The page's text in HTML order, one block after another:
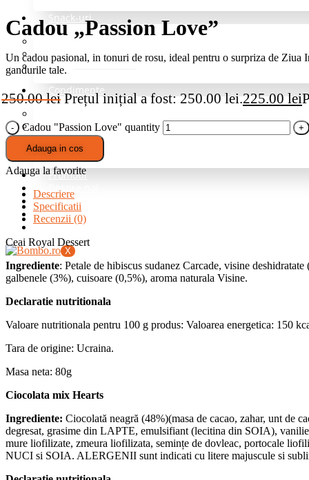
Snack-uri
Fructe deshidratate
Mix de nuci si fructe
Nuci
Condimente
Mixuri de baza
Pentru cartofi
Professional – fara sare
Promotii
Despre noi
Blog
Intrebari Frecvente
Contact
X
Cadou „Passion Love”
Un cadou pasional, in tonuri de rosu, ideal pentru o surpriza de
gandurile tale.
250.00lei Prețul inițial a fost: 250.00 lei.225.00lei
Cadou "Passion Love" quantity
Adauga in cos
Adauga la favorite
Descriere
Specificatii
Recenzii (0)
Ceai Royal Dessert
Ingrediente: Petale de hibiscus sudanez Carcade, visine
galbenele (3%), cuisoare (0,5%), aroma naturala Visine.
Declaratie nutritionala
Valoare nutritionala pentru 100 g produs: Valoarea energetica: 150
Tara de origine: Ucraina.
Masa neta: 80g
Ciocolata mix Hearts
Ingrediente: Ciocolată neagră (48%)(masa de cacao, zahar, unt
degresat, grasime din LAPTE, emulsifiant (lecitina din SOIA),
mure liofilizate, zmeura liofilizata, semințe de dovleac, portocale
NUCI si SOIA. ALERGENII sunt indicati cu litere majuscule si